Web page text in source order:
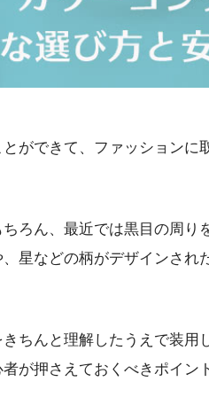
ができて、ファッションに
ろん、最近では黒目の周り
星などの柄がデザインされ
ちんと理解したうえで装用
が押さえておくべきポイン